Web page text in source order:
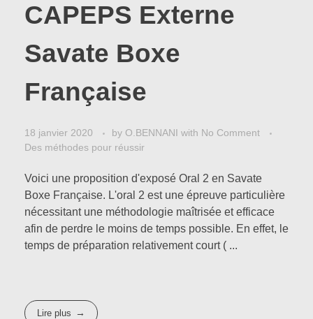
CAPEPS Externe
Savate Boxe
Française
18 janvier 2020 by O.BENNANI with No Comment
Des méthodes pour réussir
Voici une proposition d'exposé Oral 2 en Savate
Boxe Française. L'oral 2 est une épreuve particulière
nécessitant une méthodologie maîtrisée et efficace
afin de perdre le moins de temps possible. En effet, le
temps de préparation relativement court ( ...
Lire plus